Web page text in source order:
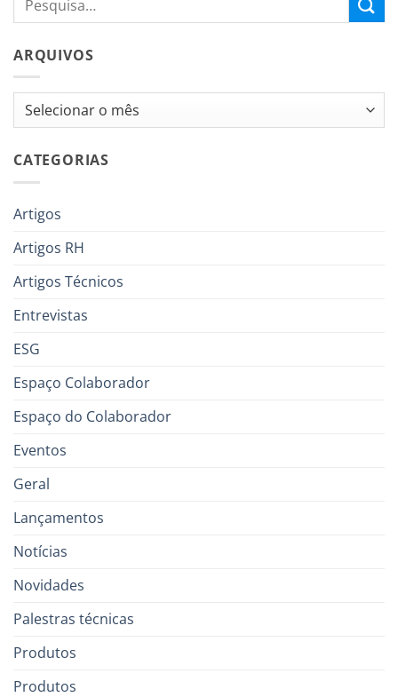
ARQUIVOS
Arquivos
CATEGORIAS
Artigos
Artigos RH
Artigos Técnicos
Entrevistas
ESG
Espaço Colaborador
Espaço do Colaborador
Eventos
Geral
Lançamentos
Notícias
Novidades
Palestras técnicas
Produtos
Produtos